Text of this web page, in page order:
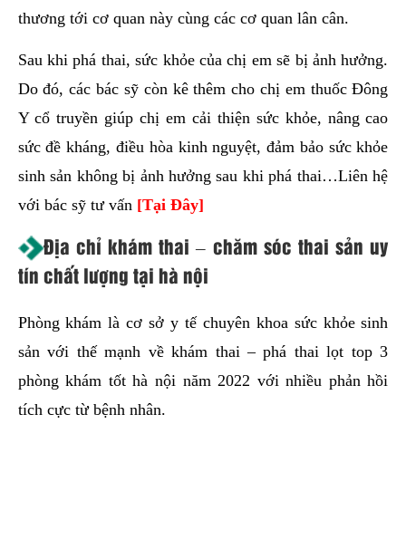
thương tới cơ quan này cùng các cơ quan lân cân.
Sau khi phá thai, sức khỏe của chị em sẽ bị ảnh hưởng.
Do đó, các bác sỹ còn kê thêm cho chị em thuốc Đông
Y cổ truyền giúp chị em cải thiện sức khỏe, nâng cao
sức đề kháng, điều hòa kinh nguyệt, đảm bảo sức khỏe
sinh sản không bị ảnh hưởng sau khi phá thai…Liên hệ
với bác sỹ tư vấn [Tại Đây]
Địa chỉ khám thai – chăm sóc thai sản uy
tín chất lượng tại hà nội
Phòng khám là cơ sở y tế chuyên khoa sức khỏe sinh
sản với thế mạnh về khám thai – phá thai lọt top 3
phòng khám tốt hà nội năm 2022 với nhiều phản hồi
tích cực từ bệnh nhân.